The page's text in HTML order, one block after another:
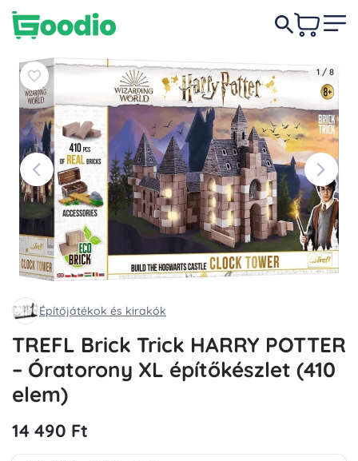
1 / 8
Építőjátékok és kirakók
TREFL Brick Trick HARRY POTTER
– Óratorony XL építőkészlet (410
elem)
14 490 Ft
14 490 Ft Kosárba